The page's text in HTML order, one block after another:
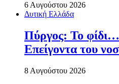
6 Αυγούστου 2026
Δυτική Ελλάδα
Πύργος: Το
Επείγοντα του
8 Αυγούστου 2026